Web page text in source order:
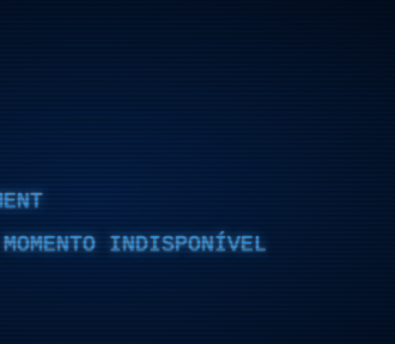
INDISPONÍVEL